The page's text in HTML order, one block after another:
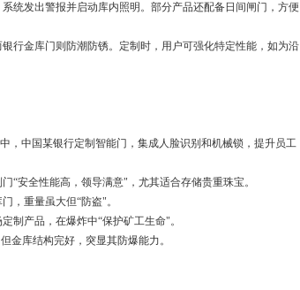
统发出警报并启动库内照明。部分产品还配备日间闸门，方便
行金库门则防潮防锈。定制时，用户可强化特定性能，如为沿
，中国某银行定制智能门，集成人脸识别和机械锁，提升员工
“安全性能高，领导满意"，尤其适合存储贵重珠宝。
，重量虽大但“防盗"。
制产品，在爆炸中“保护矿工生命"。
库结构完好，突显其防爆能力。